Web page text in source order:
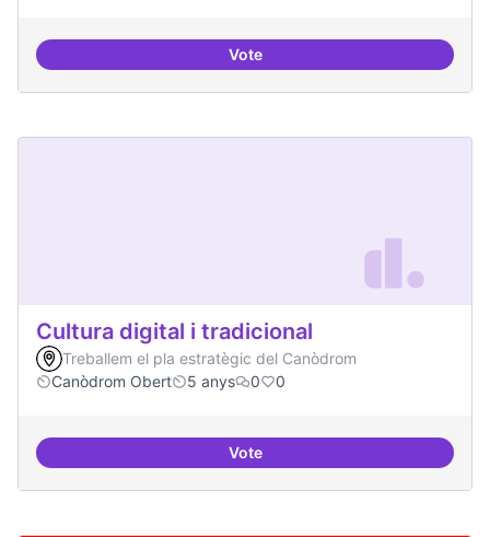
VoteFormació FLOSS a Casals de
Cultura digital i tradicional
Treballem el pla estratègic del Canòdrom
Canòdrom Obert
5 anys 0 0
VoteCultura digital i tradicional